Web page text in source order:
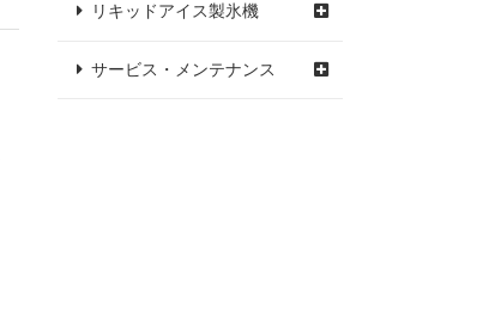
リキッドアイス製氷機
サービス・メンテナンス